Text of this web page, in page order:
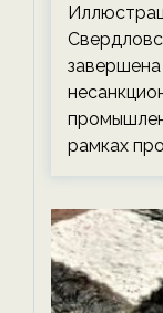
завершена
рамках